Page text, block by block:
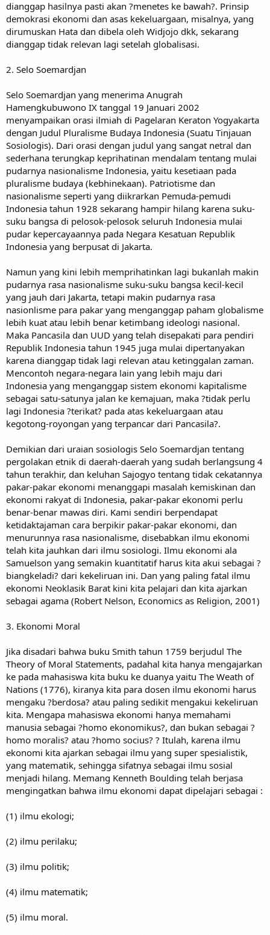
dianggap hasilnya pasti akan ?menetes ke bawah?. Prinsip
demokrasi ekonomi dan asas kekeluargaan, misalnya, yang
dirumuskan Hata dan dibela oleh Widjojo dkk, sekarang
dianggap tidak relevan lagi setelah globalisasi.
2. Selo Soemardjan
Selo Soemardjan yang menerima Anugrah
Hamengkubuwono IX tanggal 19 Januari 2002
menyampaikan orasi ilmiah di Pagelaran Keraton Yogyakarta
dengan Judul Pluralisme Budaya Indonesia (Suatu Tinjauan
Sosiologis). Dari orasi dengan judul yang sangat netral dan
sederhana terungkap keprihatinan mendalam tentang mulai
pudarnya nasionalisme Indonesia, yaitu kesetiaan pada
pluralisme budaya (kebhinekaan). Patriotisme dan
nasionalisme seperti yang diikrarkan Pemuda-pemudi
Indonesia tahun 1928 sekarang hampir hilang karena suku-
suku bangsa di pelosok-pelosok seluruh Indonesia mulai
pudar kepercayaannya pada Negara Kesatuan Republik
Indonesia yang berpusat di Jakarta.
Namun yang kini lebih memprihatinkan lagi bukanlah makin
pudarnya rasa nasionalisme suku-suku bangsa kecil-kecil
yang jauh dari Jakarta, tetapi makin pudarnya rasa
nasionlisme para pakar yang menganggap paham globalisme
lebih kuat atau lebih benar ketimbang ideologi nasional.
Maka Pancasila dan UUD yang telah disepakati para pendiri
Republik Indonesia tahun 1945 juga mulai dipertanyakan
karena dianggap tidak lagi relevan atau ketinggalan zaman.
Mencontoh negara-negara lain yang lebih maju dari
Indonesia yang menganggap sistem ekonomi kapitalisme
sebagai satu-satunya jalan ke kemajuan, maka ?tidak perlu
lagi Indonesia ?terikat? pada atas kekeluargaan atau
kegotong-royongan yang terpancar dari Pancasila?.
Demikian dari uraian sosiologis Selo Soemardjan tentang
pergolakan etnik di daerah-daerah yang sudah berlangsung 4
tahun terakhir, dan keluhan Sajogyo tentang tidak cekatannya
pakar-pakar ekonomi menanggapi masalah kemiskinan dan
ekonomi rakyat di Indonesia, pakar-pakar ekonomi perlu
benar-benar mawas diri. Kami sendiri berpendapat
ketidaktajaman cara berpikir pakar-pakar ekonomi, dan
menurunnya rasa nasionalisme, disebabkan ilmu ekonomi
telah kita jauhkan dari ilmu sosiologi. Ilmu ekonomi ala
Samuelson yang semakin kuantitatif harus kita akui sebagai ?
biangkeladi? dari kekeliruan ini. Dan yang paling fatal ilmu
ekonomi Neoklasik Barat kini kita pelajari dan kita ajarkan
sebagai agama (Robert Nelson, Economics as Religion, 2001)
3. Ekonomi Moral
Jika disadari bahwa buku Smith tahun 1759 berjudul The
Theory of Moral Statements, padahal kita hanya mengajarkan
ke pada mahasiswa kita buku ke duanya yaitu The Weath of
Nations (1776), kiranya kita para dosen ilmu ekonomi harus
mengaku ?berdosa? atau paling sedikit mengakui kekeliruan
kita. Mengapa mahasiswa ekonomi hanya memahami
manusia sebagai ?homo ekonomikus?, dan bukan sebagai ?
homo moralis? atau ?homo socius? ? Itulah, karena ilmu
ekonomi kita ajarkan sebagai ilmu yang super spesialistik,
yang matematik, sehingga sifatnya sebagai ilmu sosial
menjadi hilang. Memang Kenneth Boulding telah berjasa
mengingatkan bahwa ilmu ekonomi dapat dipelajari sebagai :
(1) ilmu ekologi;
(2) ilmu perilaku;
(3) ilmu politik;
(4) ilmu matematik;
(5) ilmu moral.